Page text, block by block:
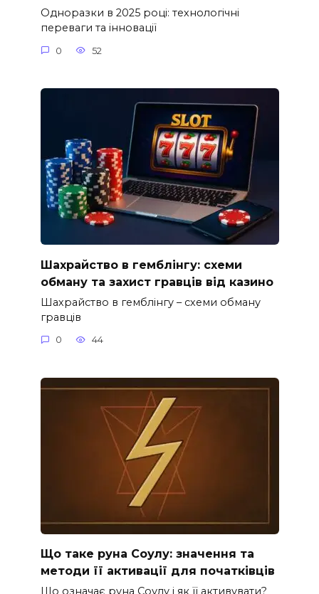
Одноразки в 2025 році: технологічні
переваги та інновації
0 52
Шахрайство в гемблінгу: схеми
обману та захист гравців від казино
Шахрайство в гемблінгу – схеми обману
гравців
0 44
Що таке руна Соулу: значення та
методи її активації для початківців